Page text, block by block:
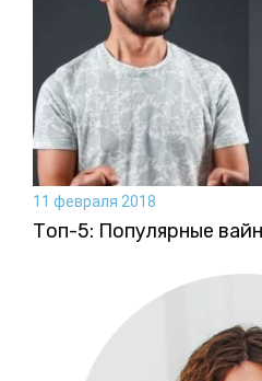
11 февраля 2018
Топ-5: Популярные